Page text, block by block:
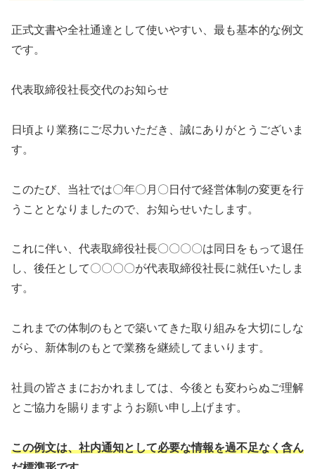
正式文書や全社通達として使いやすい、最も基本的な例文
です。
代表取締役社長交代のお知らせ
日頃より業務にご尽力いただき、誠にありがとうございま
す。
このたび、当社では〇年〇月〇日付で経営体制の変更を行
うこととなりましたので、お知らせいたします。
これに伴い、代表取締役社長〇〇〇〇は同日をもって退任
し、後任として〇〇〇〇が代表取締役社長に就任いたしま
す。
これまでの体制のもとで築いてきた取り組みを大切にしな
がら、新体制のもとで業務を継続してまいります。
社員の皆さまにおかれましては、今後とも変わらぬご理解
とご協力を賜りますようお願い申し上げます。
この例文は、社内通知として必要な情報を過不足なく含ん